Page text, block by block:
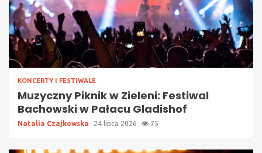
KONCERTY I FESTIWALE
Muzyczny Piknik w Zieleni: Festiwal
Bachowski w Pałacu Gladishof
Natalia Czajkowska 24 lipca 2026 75